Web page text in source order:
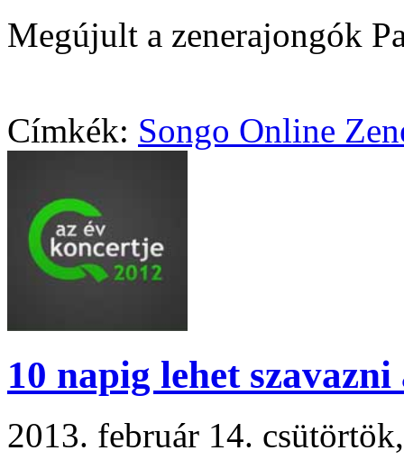
Megújult a zenerajongók
Címkék: Songo Online
10 napig lehet
2013. február 14.